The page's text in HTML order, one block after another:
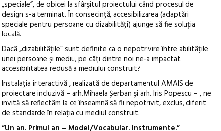
„speciale”, de obicei la sfârșitul proiectului când procesul de
design s-a terminat. În consecință, accesibilizarea (adaptări
speciale pentru persoane cu dizabilități) ajunge să fie soluția
locală.
Dacă „dizabilitățile” sunt definite ca o nepotrivire între abilitățile
unei persoane și mediu, pe câți dintre noi ne-a impactat
accesibilitatea redusă a mediului construit?
Instalația interactivă , realizată de departamentul AMAIS de
proiectare incluzivă – arh.Mihaela Șerban și arh. Iris Popescu – , ne
invită să reflectăm la ce înseamnă să fii nepotrivit, exclus, diferit
de standarde în relația cu mediul construit.
“Un an. Primul an – Model/Vocabular. Instrumente.”